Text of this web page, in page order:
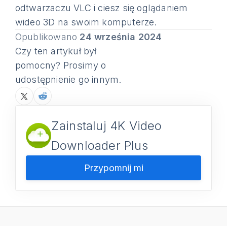
odtwarzaczu VLC i ciesz się oglądaniem
wideo 3D na swoim komputerze.
Opublikowano 24 września 2024
Czy ten artykuł był
pomocny? Prosimy o
udostępnienie go innym.
Zainstaluj 4K Video
Downloader Plus
Przypomnij mi